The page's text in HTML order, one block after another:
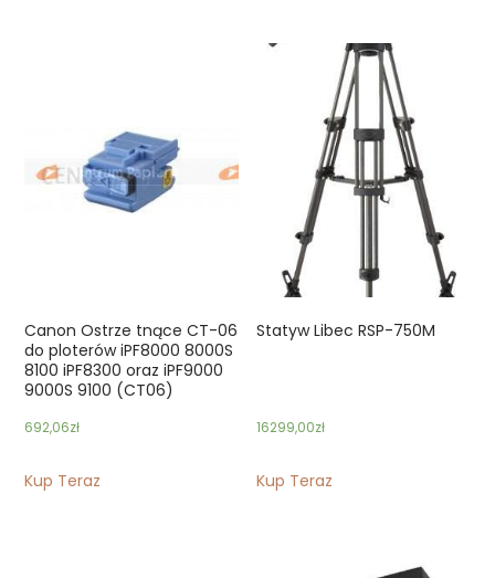
Canon Ostrze tnące CT-06
do ploterów iPF8000 8000S
8100 iPF8300 oraz iPF9000
9000S 9100 (CT06)
692,06zł
Kup Teraz
Statyw Libec RSP-750M
16299,00zł
Kup Teraz